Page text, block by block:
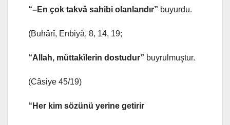
“–En çok takvâ sahibi olanlarıdır” buyurdu.
(Buhârî, Enbiyâ, 8, 14, 19;
“Allah, müttakîlerin dostudur” buyrulmuştur.
(Câsiye 45/19)
“Her kim sözünü yerine getirir